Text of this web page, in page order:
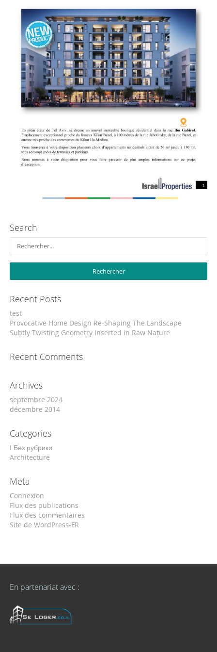
Search
Recent Posts
test
Provocative Home Design Re-Shaping The Landscape
Subtly Twisting Geometry Inserted in Raw Nature
Recent Comments
Archives
septembre 2024
décembre 2014
Categories
! Без рубрики
Architecture
Meta
Connexion
Flux des publications
Flux des commentaires
Site de WordPress-FR
En partenariat avec :